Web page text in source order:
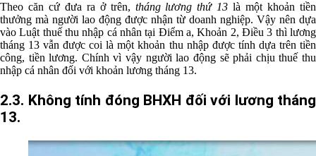
Theo căn cứ đưa ra ở trên, tháng lương thứ 13 là một khoản tiền
thưởng mà người lao động được nhận từ doanh nghiệp. Vậy nên dựa
vào Luật thuế thu nhập cá nhân tại Điểm a, Khoản 2, Điều 3 thì lương
tháng 13 vẫn được coi là một khoản thu nhập được tính dựa trên tiền
công, tiền lương. Chính vì vậy người lao động sẽ phải chịu thuế thu
nhập cá nhân đối với khoản lương tháng 13.
2.3. Không tính đóng BHXH đối với lương tháng
13.